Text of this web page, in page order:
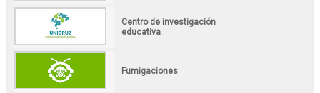
Centro de investigación
educativa
Fumigaciones